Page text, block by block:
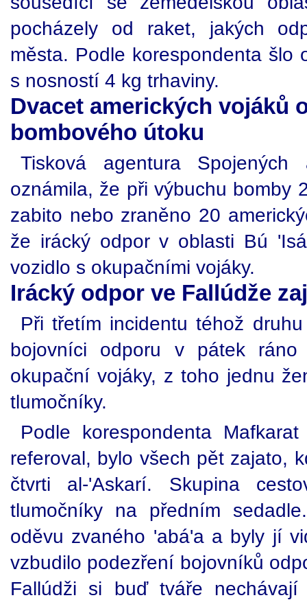
pocházely od raket, jakých
města. Podle korespondenta šlo
s nosností 4 kg trhaviny.
Dvacet amerických vojáků
bombového útoku
Tisková agentura Spojených
oznámila, že při výbuchu bomby
zabito nebo zraněno 20
že irácký odpor v oblasti Bú
vozidlo s okupačními vojáky.
Irácký odpor ve Fallúdže
Při třetím incidentu téhož
bojovníci odporu v pátek
okupační vojáky, z toho jednu
tlumočníky.
Podle korespondenta
referoval, bylo všech pět zajato,
čtvrti al-'Askarí. Skupina
tlumočníky na předním
oděvu zvaného 'abá'a a byly jí
vzbudilo podezření bojovníků
Fallúdži si buď tváře